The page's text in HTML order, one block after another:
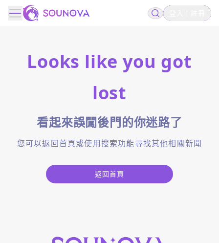
Looks like you got
lost
看起來誤闖後門的你迷路了
您可以返回首頁或使用搜索功能尋找其他相關新聞
返回首頁